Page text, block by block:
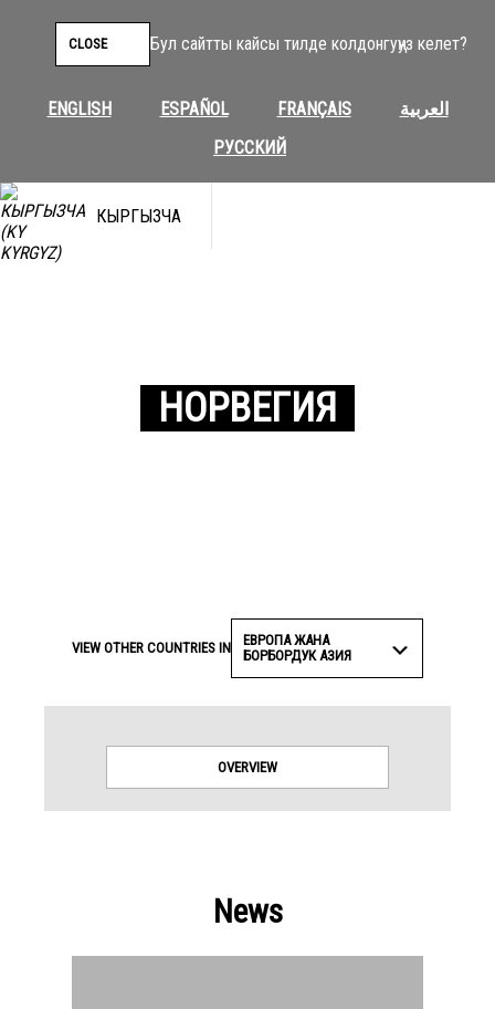
Бул сайтты кайсы тилде колдонгуңуз келет?
ENGLISH ESPAÑOL FRANÇAIS
العربية
РУССКИЙ
CLOSE
КЫРГЫЗЧА
НОРВЕГИЯ
VIEW OTHER COUNTRIES IN
ЕВРОПА ЖАНА
БОРБОРДУК АЗИЯ
OVERVIEW
News